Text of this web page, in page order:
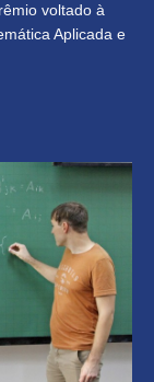
voltado à
Aplicada e